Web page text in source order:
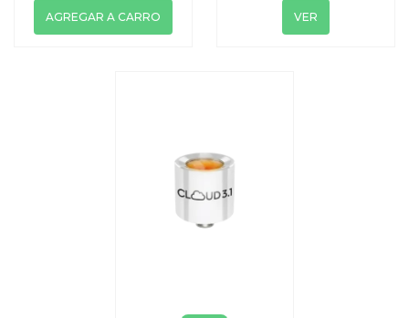
AGREGAR A CARRO VER